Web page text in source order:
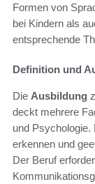
Formen von
bei Kindern als
entsprechende
Definition und
Die Ausbildung
deckt mehrere
und Psychologie.
erkennen und
Der Beruf